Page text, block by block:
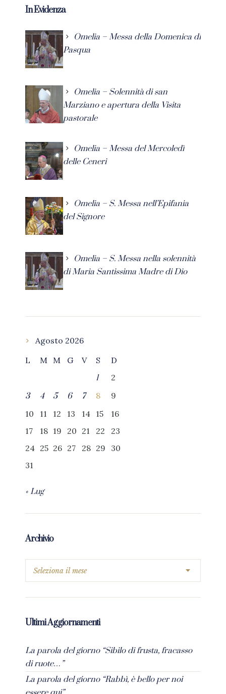
In Evidenza
Omelia – Messa della Domenica di
Pasqua
Omelia – Solennità di san
Marziano e apertura della Visita
pastorale
Omelia – Messa del Mercoledì
delle Ceneri
Omelia – S. Messa nell’Epifania
del Signore
Omelia – S. Messa nella solennità
di Maria Santissima Madre di Dio
Agosto 2026
L
M M G V S
D
1
2
3
4 5 6 7 8
9
10
11 12 13 14 15
16
17
18 19 20 21 22
23
24 25 26 27 28 29
30
31
« Lug
Archivio
Ultimi Aggiornamenti
La parola del giorno “Sibilo di frusta, fracasso
di ruote…”
La parola del giorno “Rabbì, è bello per noi